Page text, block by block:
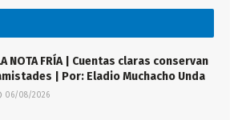
NOTA FRÍA | Cuentas claras conservan
| Por: Eladio Muchacho Unda
06/08/2026